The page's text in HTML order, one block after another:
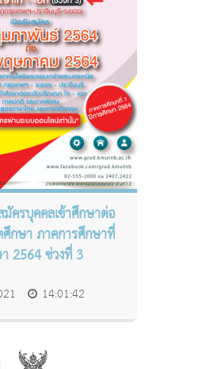
ครบุคคลเข้าศึกษาต่อ
กษา ภาคการศึกษาที่
2564 ช่วงที่ 3
14:01:42